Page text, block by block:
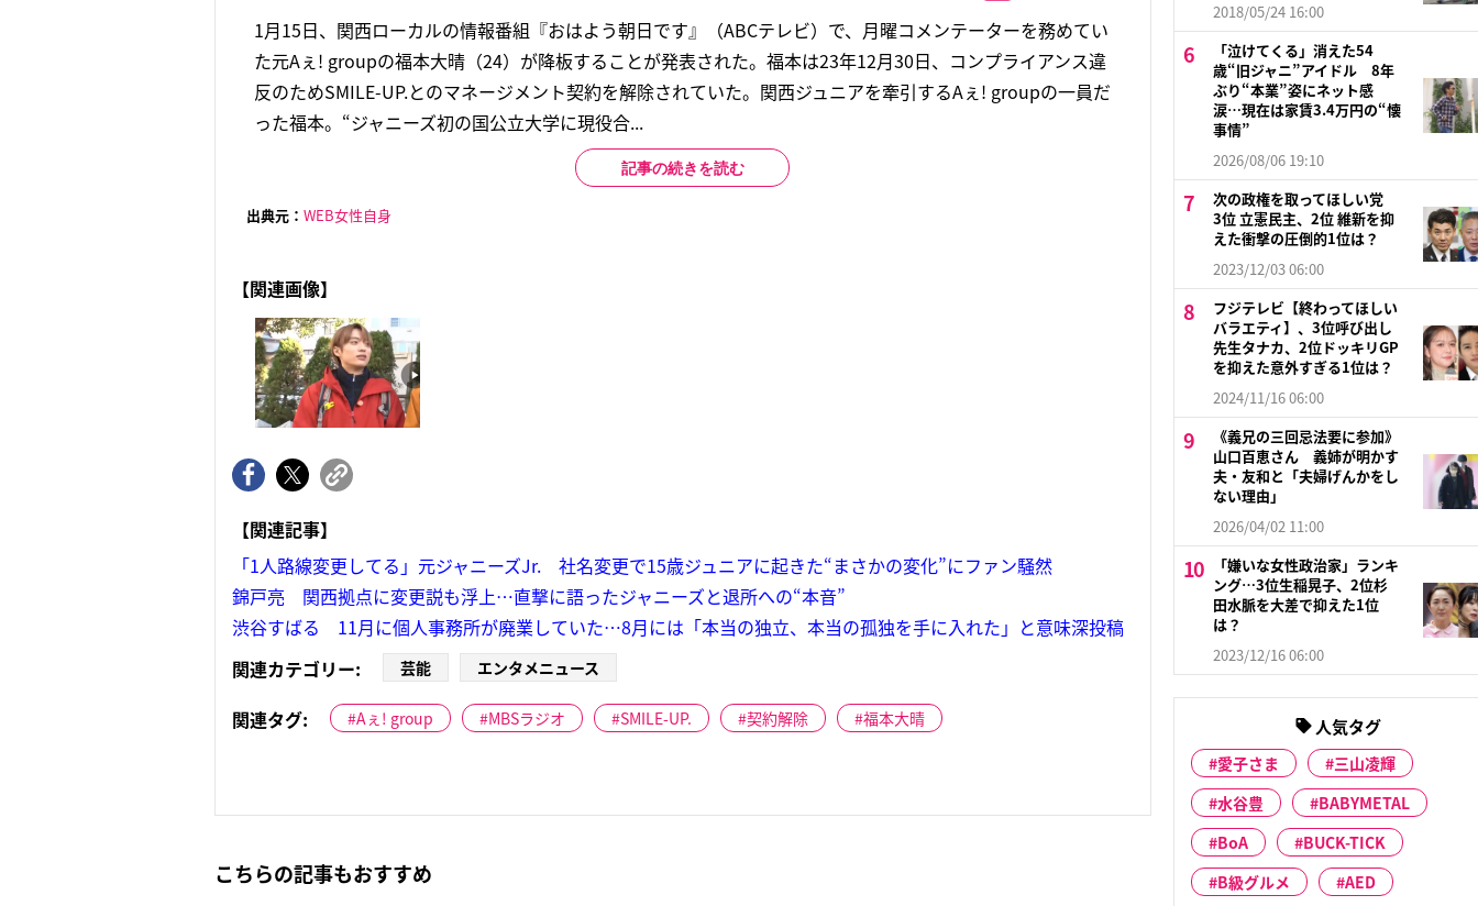
1月15日、関西ローカルの情報番組『おはよう朝日です』（ABCテレビ）で、月曜コメンテーターを務めてい
た元Aぇ! groupの福本大晴（24）が降板することが発表された。福本は23年12月30日、コンプライアンス違
反のためSMILE-UP.とのマネージメント契約を解除されていた。関西ジュニアを牽引するAぇ! groupの一員だ
った福本。“ジャニーズ初の国公立大学に現役合...
記事の続きを読む
出典元： WEB女性自身
【関連画像】
【関連記事】
「1人路線変更してる」元ジャニーズJr. 社名変更で15歳ジュニアに起きた“まさかの変化”にファン騒然
錦戸亮 関西拠点に変更説も浮上…直撃に語ったジャニーズと退所への“本音”
渋谷すばる 11月に個人事務所が廃業していた…8月には「本当の独立、本当の孤独を手に入れた」と意味深投稿
関連カテゴリー:
芸能 エンタメニュース
関連タグ: Aぇ! group MBSラジオ SMILE-UP. 契約解除 福本大晴
こちらの記事もおすすめ
2018/05/24 16:00
「泣けてくる」消えた54
歳“旧ジャニ”アイドル 8年
ぶり“本業”姿にネット感
涙…現在は家賃3.4万円の“懐
事情”
2026/08/06 19:10
次の政権を取ってほしい党
3位 立憲民主、2位 維新を抑
えた衝撃の圧倒的1位は？
2023/12/03 06:00
フジテレビ【終わってほしい
バラエティ】、3位呼び出し
先生タナカ、2位ドッキリGP
を抑えた意外すぎる1位は？
2024/11/16 06:00
《義兄の三回忌法要に参加》
山口百恵さん 義姉が明かす
夫・友和と「夫婦げんかをし
ない理由」
2026/04/02 11:00
「嫌いな女性政治家」ランキ
ング…3位生稲晃子、2位杉
田水脈を大差で抑えた1位
は？
2023/12/16 06:00
人気タグ
愛子さま
三山凌輝
水谷豊
BABYMETAL
BoA
BUCK-TICK
B級グルメ
AED